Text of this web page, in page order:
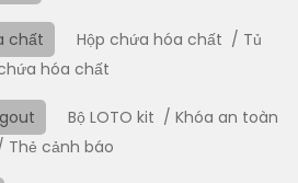
chất Hộp chứa hóa chất
Tủ
hóa chất
Bộ LOTO kit
Khóa an toàn
Thẻ cảnh báo